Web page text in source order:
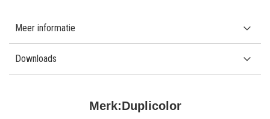
Merk:Duplicolor
Meer informatie
Downloads